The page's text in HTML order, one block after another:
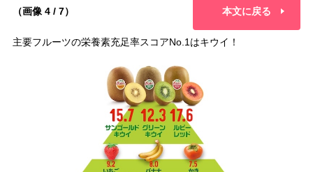
（画像 4 / 7） 本文に戻る
主要フルーツの栄養素充足率スコアNo.1はキウイ！